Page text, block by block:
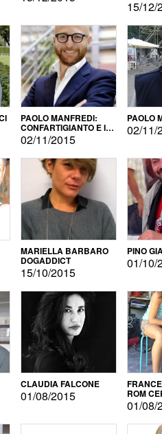
15/12/
PAOLO MANFREDI:
CONFARTIGIANTO E IL
SONDAGGIO
02/11/2015
PAOLO
02/11/
MARIELLA BARBARO
DOGADDICT
15/10/2015
PINO
01/10/
CLAUDIA FALCONE
01/08/2015 ROM
01/08/